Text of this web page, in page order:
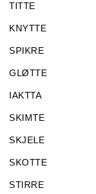
TITTE
KNYTTE
SPIKRE
GLØTTE
IAKTTA
SKIMTE
SKJELE
SKOTTE
STIRRE